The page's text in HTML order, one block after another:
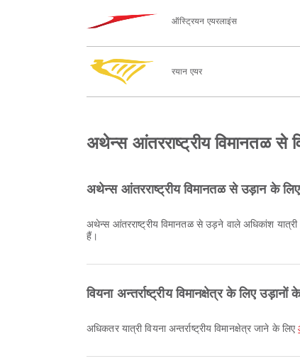
ऑस्ट्रियन एयरलाइंस
रयान एयर
अथेन्स आंतरराष्ट्रीय विमानतळ से
अथेन्स आंतरराष्ट्रीय विमानतळ से उड़ान के
अथेन्स आंतरराष्ट्रीय विमानतळ से उड़ने वाले अधिकांश यात्री
हैं।
वियना अन्तर्राष्ट्रीय विमानक्षेत्र के लिए
अधिकतर यात्री वियना अन्तर्राष्ट्रीय विमानक्षेत्र जाने के लिए